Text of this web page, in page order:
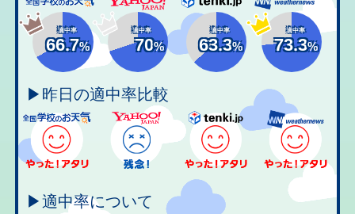
適中率
66.7%
適中率
70%
適中率
63.3%
適中率
73.3%
▶昨日の適中率比較
▶適中率について